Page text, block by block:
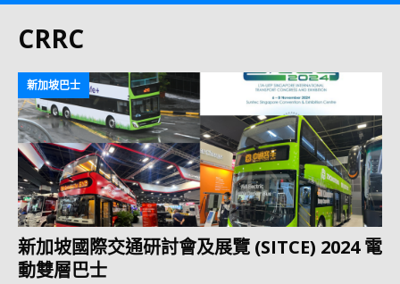
CRRC
新加坡巴士
新加坡國際交通研討會及展覽 (SITCE) 2024 電
動雙層巴士